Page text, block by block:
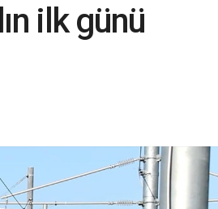
ilk günü